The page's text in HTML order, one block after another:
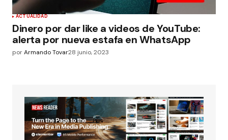
ACTUALIDAD
Dinero por dar like a videos de YouTube:
alerta por nueva estafa en WhatsApp
porArmando Tovar28 junio, 2023